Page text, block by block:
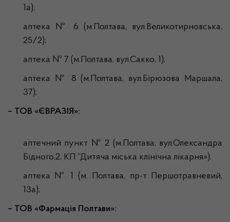
1а);
аптека № 6 (м.Полтава, вул.Великотирновська,
25/2);
аптека № 7 (м.Полтава, вул.Сакко, 1);
аптека № 8 (м.Полтава, вул.Бірюзова Маршала,
37);
– ТОВ «ЄВРАЗІЯ»:
аптечний пункт № 2 (м.Полтава, вул.Олександра
Бідного,2, КП “Дитяча міська клінічна лікарня»);
аптека № 1 (м. Полтава, пр-т Першотравневий,
13а);
– ТОВ «Фармація Полтави»: